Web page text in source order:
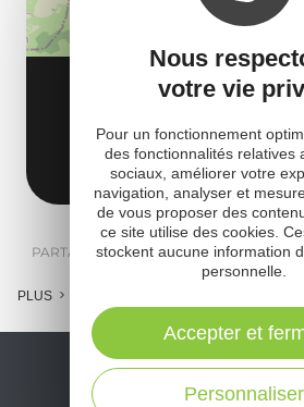
ATELIER VANNERIE DE
Obtenir
| Map data ©
PARTAGER : E-MAIL
PLUS
Nous
votre vie
Pour un fonctionnement
des fonctionnalités relatives
sociaux, améliorer votre
navigation, analyser et
de vous proposer des
ce site utilise des cookies.
stockent aucune information
personnelle.
Personnaliser
Accepter et